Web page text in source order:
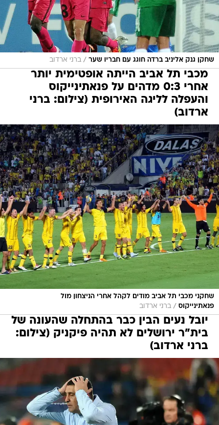
שחקן גנק אליניב ברדה חוגג עם חבריו שער / ברני ארדוב
מכבי תל אביב הייתה אופטימית יותר
אחרי 0:3 מדהים על פנאתינייקוס
והעפלה לליגה האירופית (צילום: ברני
ארדוב)
שחקני מכבי תל אביב מודים לקהל אחרי הניצחון מול
פנאתינייקוס / ברני ארדוב
יובל נעים הבין כבר בהתחלה שהעונה של
בית"ר ירושלים לא תהיה פיקניק (צילום:
ברני ארדוב)